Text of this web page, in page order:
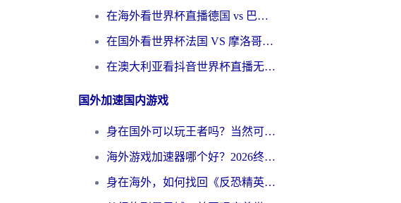
在海外看世界杯直播德国 vs 巴拉圭当前IP受限制？这篇指南帮你轻松解决地区限制
在国外看世界杯法国 VS 摩洛哥仅限中国大陆？别让地域限制拦下你的欢呼
在澳大利亚看抖音世界杯直播无法播放？海外党体育观赛终极指南来了！
国外加速国内游戏
身在国外可以玩王者吗？当然可以，但你需要这份“加速”指南
海外游戏加速器哪个好？2026终极指南帮你畅玩国服+解决卡顿难题
身在海外，如何找回《反恐精英：全球攻势》国服的丝滑手感？一份给你的终极指南